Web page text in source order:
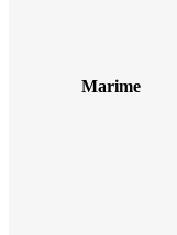
Marime